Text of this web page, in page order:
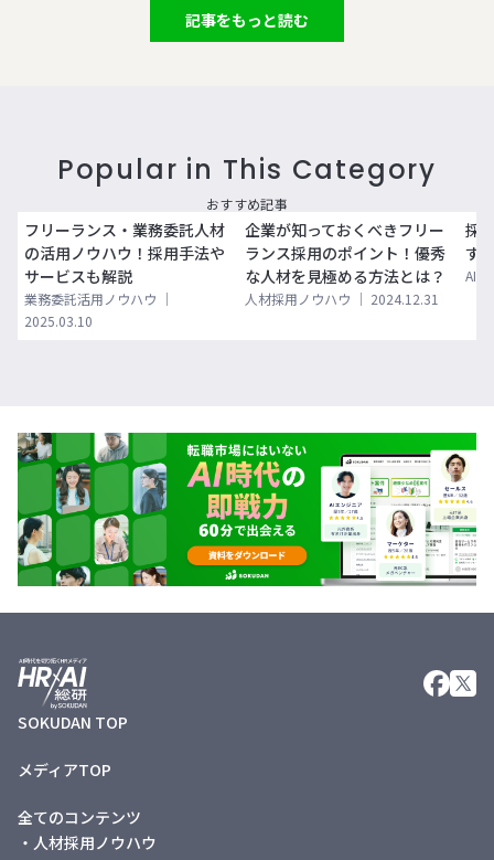
記事をもっと読む
Popular in This Category
おすすめ記事
フリーランス・業務委託人材
の活用ノウハウ！採用手法や
サービスも解説
業務委託活用ノウハウ
2025.03.10
企業が知っておくべきフリー
ランス採用のポイント！優秀
な人材を見極める方法とは？
人材採用ノウハウ 2024.12.31
採
す
AI・
SOKUDAN TOP
メディアTOP
全てのコンテンツ
・人材採用ノウハウ